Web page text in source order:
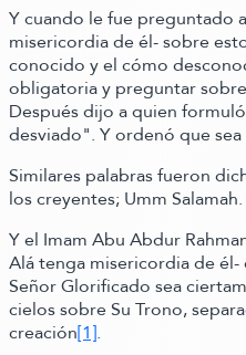
Y cuando le fue preguntado
misericordia de él-sobre
conocido y el cómo
obligatoria y preguntar
Después dijo a quien
desviado". Y ordenó que
Similares palabras fueron
los creyentes; Umm Salamah.
Y el Imam Abu Abdur
Alá tenga misericordia de él-
Señor Glorificado sea
cielos sobre Su Trono,
creación[1].